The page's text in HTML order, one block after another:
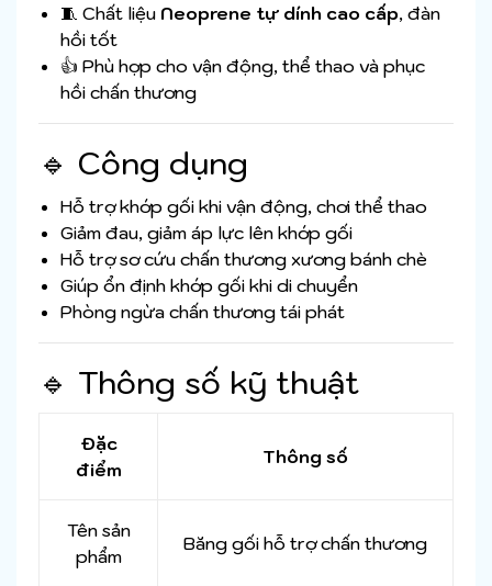
🧵 Chất liệu Neoprene tự dính cao cấp, đàn
hồi tốt
👍 Phù hợp cho vận động, thể thao và phục
hồi chấn thương
🔹 Công dụng
Hỗ trợ khớp gối khi vận động, chơi thể thao
Giảm đau, giảm áp lực lên khớp gối
Hỗ trợ sơ cứu chấn thương xương bánh chè
Giúp ổn định khớp gối khi di chuyển
Phòng ngừa chấn thương tái phát
🔹 Thông số kỹ thuật
Đặc
điểm
Thông số
Tên sản
phẩm
Băng gối hỗ trợ chấn thương